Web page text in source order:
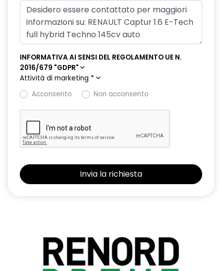
INFORMATIVA AI SENSI DEL REGOLAMENTO UE N.
2016/679 "GDPR"
Attività di marketing *
Acconsento
Non acconsento